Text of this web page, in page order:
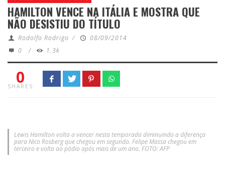
HAMILTON VENCE NA ITÁLIA E MOSTRA QUE
NÃO DESISTIU DO TÍTULO
Rodolfo Rodrigo /
08/09/2014
0
/ 1.3k
0
SHARES
Lewis Hamilton volta a vencer nesta temporada diminuindo a diferença
para Nico Rosberg que chegou em segundo. Felipe Massa chegou em
terceiro e volta ao pódio após mais de um ano. FOTO: AFP